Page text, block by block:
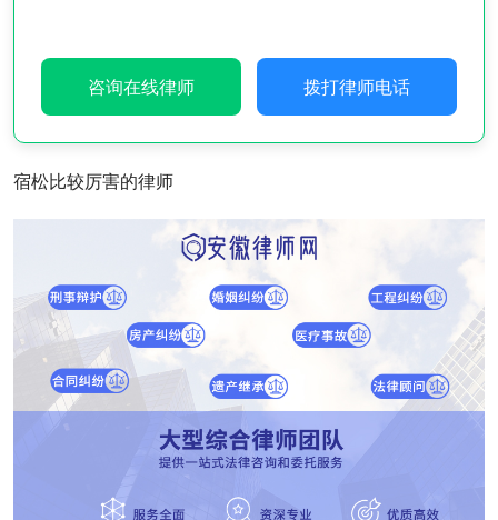
咨询在线律师 拨打律师电话
宿松比较厉害的律师